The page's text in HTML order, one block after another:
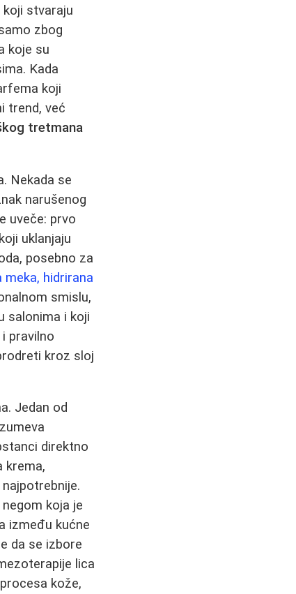
stvaraju
zbog
koje su
Kada
koji
trend, već
tretmana
Nekada se
narušenog
uveče: prvo
uklanjaju
posebno za
meka, hidrirana
smislu,
salonima i koji
pravilno
kroz sloj
Jedan od
direktno
krema,
koja je
između kućne
da se izbore
lica
kože,